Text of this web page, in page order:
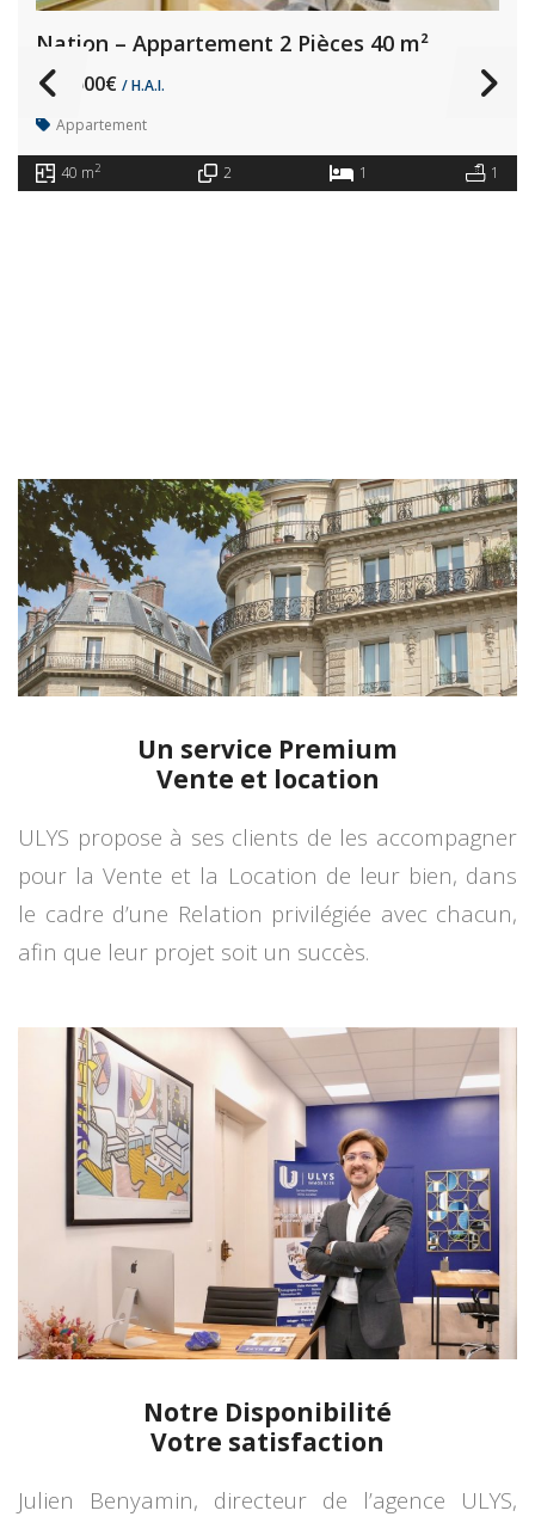
Nation – Appartement 2 Pièces 40 m²
375.000€ / H.A.I.
Appartement
40 m2 2 1 1
Un service Premium
Vente et location
ULYS propose à ses clients de les accompagner
pour la Vente et la Location de leur bien, dans
le cadre d’une Relation privilégiée avec chacun,
afin que leur projet soit un succès.
Notre Disponibilité
Votre satisfaction
Julien Benyamin, directeur de l’agence ULYS,